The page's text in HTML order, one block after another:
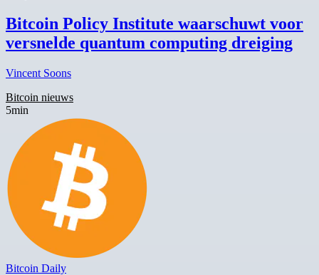
Bitcoin Policy Institute waarschuwt voor
versnelde quantum computing dreiging
Vincent Soons
Bitcoin nieuws
5min
Bitcoin Daily